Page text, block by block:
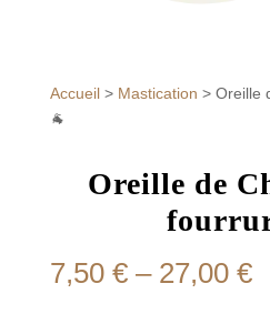
Accueil> Mastication > Oreille
🐐
Oreille de
7,50 € – 27,00 €